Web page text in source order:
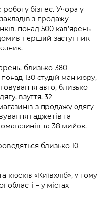
що
КМВА
громадян
міста
ділянки
переміщених
військовій
доступом
дій чи
інформації
на
анонси від
/
/
of
law
for mass
бізнес. Учора у
з продажу
понад 500 кав’ярень
перший заступник
близько 380
130 студій манікюру,
авто, близько
взуття, 32
з продажу одягу
гаджетів та
та 38 мийок.
близько 10
кіосків «Київхліб», у тому
області – у містах